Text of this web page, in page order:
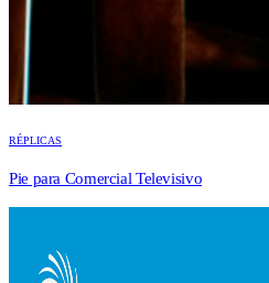
RÉPLICAS
Pie para Comercial Televisivo